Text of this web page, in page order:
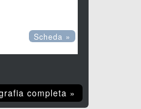
Scheda »
completa »